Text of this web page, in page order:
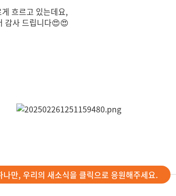
흐르고 있는데요,
감사 드립니다😍😍
나만, 우리의 새소식을 클릭으로 응원해주세요.